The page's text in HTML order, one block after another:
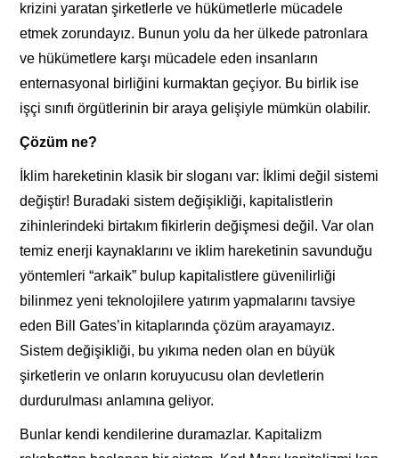
krizini yaratan şirketlerle ve hükümetlerle mücadele
etmek zorundayız. Bunun yolu da her ülkede patronlara
ve hükümetlere karşı mücadele eden insanların
enternasyonal birliğini kurmaktan geçiyor. Bu birlik ise
işçi sınıfı örgütlerinin bir araya gelişiyle mümkün olabilir.
Çözüm ne?
İklim hareketinin klasik bir sloganı var: İklimi değil sistemi
değiştir! Buradaki sistem değişikliği, kapitalistlerin
zihinlerindeki birtakım fikirlerin değişmesi değil. Var olan
temiz enerji kaynaklarını ve iklim hareketinin savunduğu
yöntemleri “arkaik” bulup kapitalistlere güvenilirliği
bilinmez yeni teknolojilere yatırım yapmalarını tavsiye
eden Bill Gates’in kitaplarında çözüm arayamayız.
Sistem değişikliği, bu yıkıma neden olan en büyük
şirketlerin ve onların koruyucusu olan devletlerin
durdurulması anlamına geliyor.
Bunlar kendi kendilerine duramazlar. Kapitalizm